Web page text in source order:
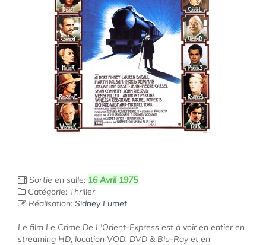
Sortie en salle: 16 Avril 1975
Catégorie: Thriller
Réalisation: Sidney Lumet
Le film Le Crime De L'Orient-Express est à voir en entier en
streaming HD, location VOD, DVD & Blu-Ray et en